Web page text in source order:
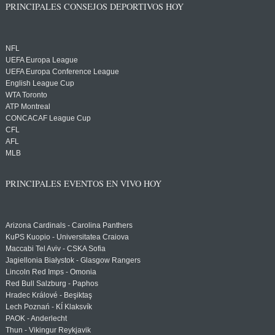
PRINCIPALES CONSEJOS DEPORTIVOS HOY
NFL
UEFA Europa League
UEFA Europa Conference League
English League Cup
WTA Toronto
ATP Montreal
CONCACAF League Cup
CFL
AFL
MLB
PRINCIPALES EVENTOS EN VIVO HOY
Arizona Cardinals - Carolina Panthers
KuPS Kuopio - Universitatea Craiova
Maccabi Tel Aviv - CSKA Sofia
Jagiellonia Białystok - Glasgow Rangers
Lincoln Red Imps - Omonia
Red Bull Salzburg - Paphos
Hradec Králové - Beşiktaş
Lech Poznań - KÍ Klaksvík
PAOK - Anderlecht
Thun - Vikingur Reykjavik